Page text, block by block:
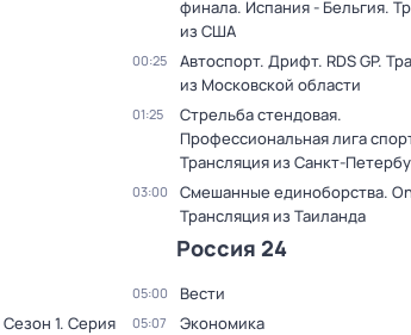
финала. Испания - Бельгия.
из США
00:25
Автоспорт. Дрифт. RDS GP.
из Московской области
01:25
Стрельба стендовая.
Профессиональная лига
Трансляция из Санкт-
03:00
Смешанные единоборства.
Трансляция из Таиланда
Сезон 1. Серия
Россия 24
05:00 Вести
05:07 Экономика